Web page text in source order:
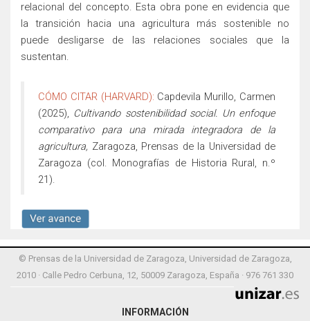
relacional del concepto. Esta obra pone en evidencia que
la transición hacia una agricultura más sostenible no
puede desligarse de las relaciones sociales que la
sustentan.
CÓMO CITAR (HARVARD): Capdevila Murillo, Carmen
(2025), Cultivando sostenibilidad social. Un enfoque
comparativo para una mirada integradora de la
agricultura, Zaragoza, Prensas de la Universidad de
Zaragoza (col. Monografías de Historia Rural, n.º
21).
© Prensas de la Universidad de Zaragoza, Universidad de Zaragoza,
2010 · Calle Pedro Cerbuna, 12, 50009 Zaragoza, España · 976 761 330
INFORMACIÓN